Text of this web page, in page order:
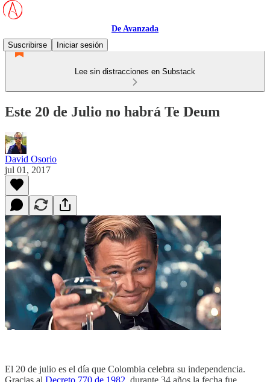
De Avanzada
Suscribirse
Iniciar sesión
Lee sin distracciones en Substack
Este 20 de Julio no habrá Te Deum
David Osorio
jul 01, 2017
El 20 de julio es el día que Colombia celebra su independencia.
Gracias al Decreto 770 de 1982, durante 34 años la fecha fue